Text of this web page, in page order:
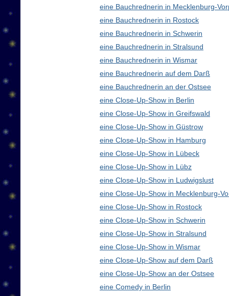
eine Bauchrednerin in Mecklenburg-
eine Bauchrednerin in Rostock
eine Bauchrednerin in Schwerin
eine Bauchrednerin in Stralsund
eine Bauchrednerin in Wismar
eine Bauchrednerin auf dem Darß
eine Bauchrednerin an der Ostsee
eine Close-Up-Show in Berlin
eine Close-Up-Show in Greifswald
eine Close-Up-Show in Güstrow
eine Close-Up-Show in Hamburg
eine Close-Up-Show in Lübeck
eine Close-Up-Show in Lübz
eine Close-Up-Show in Ludwigslust
eine Close-Up-Show in Mecklenburg-
eine Close-Up-Show in Rostock
eine Close-Up-Show in Schwerin
eine Close-Up-Show in Stralsund
eine Close-Up-Show in Wismar
eine Close-Up-Show auf dem Darß
eine Close-Up-Show an der Ostsee
eine Comedy in Berlin